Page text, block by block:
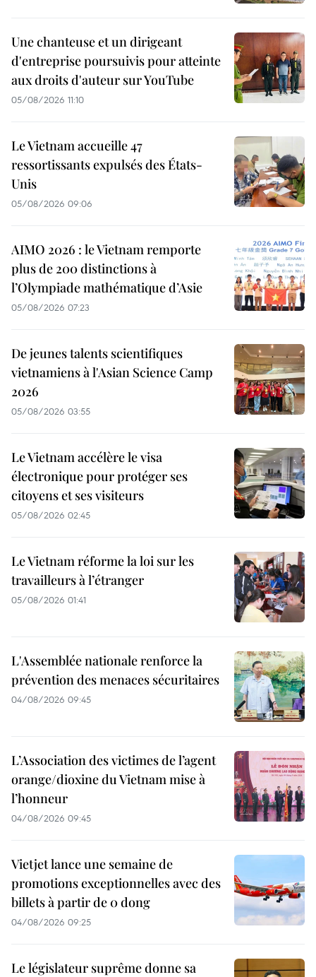
Une chanteuse et un dirigeant
d'entreprise poursuivis pour atteinte
aux droits d'auteur sur YouTube
05/08/2026 11:10
Le Vietnam accueille 47
ressortissants expulsés des États-
Unis
05/08/2026 09:06
AIMO 2026 : le Vietnam remporte
plus de 200 distinctions à
l’Olympiade mathématique d’Asie
05/08/2026 07:23
De jeunes talents scientifiques
vietnamiens à l'Asian Science Camp
2026
05/08/2026 03:55
Le Vietnam accélère le visa
électronique pour protéger ses
citoyens et ses visiteurs
05/08/2026 02:45
Le Vietnam réforme la loi sur les
travailleurs à l’étranger
05/08/2026 01:41
L'Assemblée nationale renforce la
prévention des menaces sécuritaires
04/08/2026 09:45
L’Association des victimes de l’agent
orange/dioxine du Vietnam mise à
l’honneur
04/08/2026 09:45
Vietjet lance une semaine de
promotions exceptionnelles avec des
billets à partir de 0 dong
04/08/2026 09:25
Le législateur suprême donne sa